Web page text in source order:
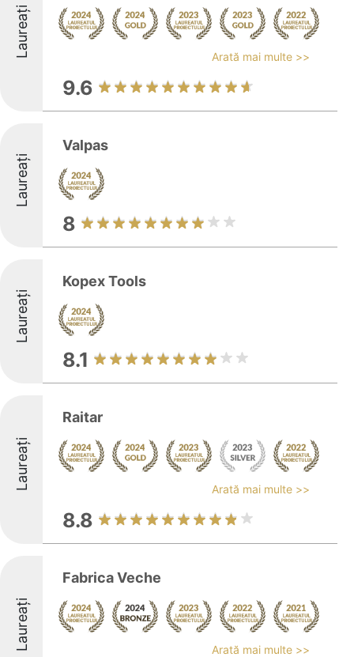
Laureați Arată mai multe >>
9.6
Laureați
Valpas
8
Laureați
Kopex Tools
8.1
Laureați
Raitar
Arată mai multe >>
8.8
Laureați
Fabrica Veche
Arată mai multe >>